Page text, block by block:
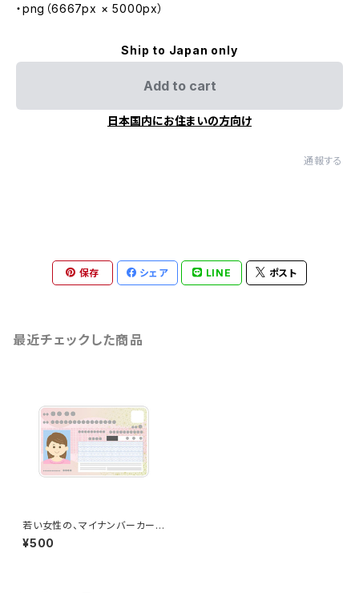
・png（6667px × 5000px）
Ship to Japan only
Add to cart
日本国内にお住まいの方向け
通報する
保存 シェア LINE ポスト
最近チェックした商品
若い女性の、マイナンバーカード
のイラスト
¥500